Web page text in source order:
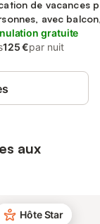
les-Bains
de vacances
avec
gratuite
125 €par nuit
aux
Hôte Star